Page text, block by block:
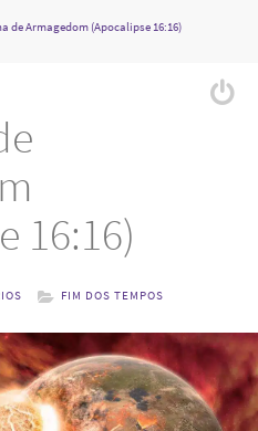
de Armagedom (Apocalipse 16:16)
16:16)
FIM DOS TEMPOS